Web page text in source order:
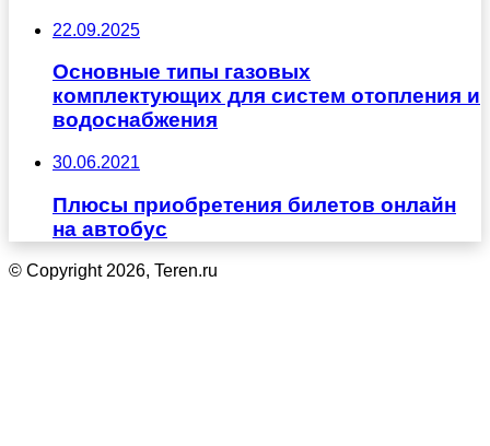
22.09.2025
Основные типы газовых
комплектующих для систем отопления и
водоснабжения
30.06.2021
Плюсы приобретения билетов онлайн
на автобус
© Copyright 2026, Teren.ru